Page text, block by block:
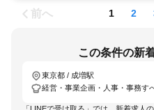
前へ 1 2
この条件の新
東京都 / 成増駅
経営・事業企画・人事・事務す